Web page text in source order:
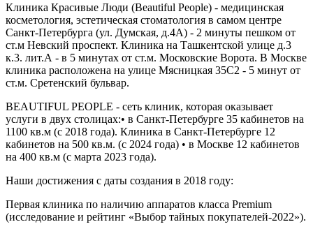
Клиника Красивые Люди (Beautiful People) - медицинская
косметология, эстетическая стоматология в самом центре
Санкт-Петербурга (ул. Думская, д.4А) - 2 минуты пешком от
ст.м Невский проспект. Клиника на Ташкентской улице д.3
к.3. лит.А - в 5 минутах от ст.м. Московские Ворота. В Москве
клиника расположена на улице Мясницкая 35С2 - 5 минут от
ст.м. Сретенский бульвар.
BEAUTIFUL PEOPLE - сеть клиник, которая оказывает
услуги в двух столицах:• в Санкт-Петербурге 35 кабинетов на
1100 кв.м (с 2018 года). Клиника в Санкт-Петербурге 12
кабинетов на 500 кв.м. (с 2024 года) • в Москве 12 кабинетов
на 400 кв.м (с марта 2023 года).
Наши достижения с даты создания в 2018 году:
Первая клиника по наличию аппаратов класса Premium
(исследование и рейтинг «Выбор тайных покупателей-2022»).